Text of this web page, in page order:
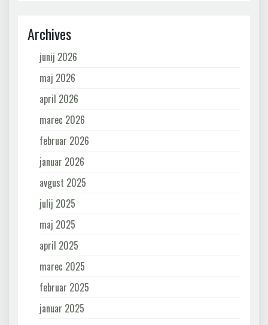
Archives
junij 2026
maj 2026
april 2026
marec 2026
februar 2026
januar 2026
avgust 2025
julij 2025
maj 2025
april 2025
marec 2025
februar 2025
januar 2025